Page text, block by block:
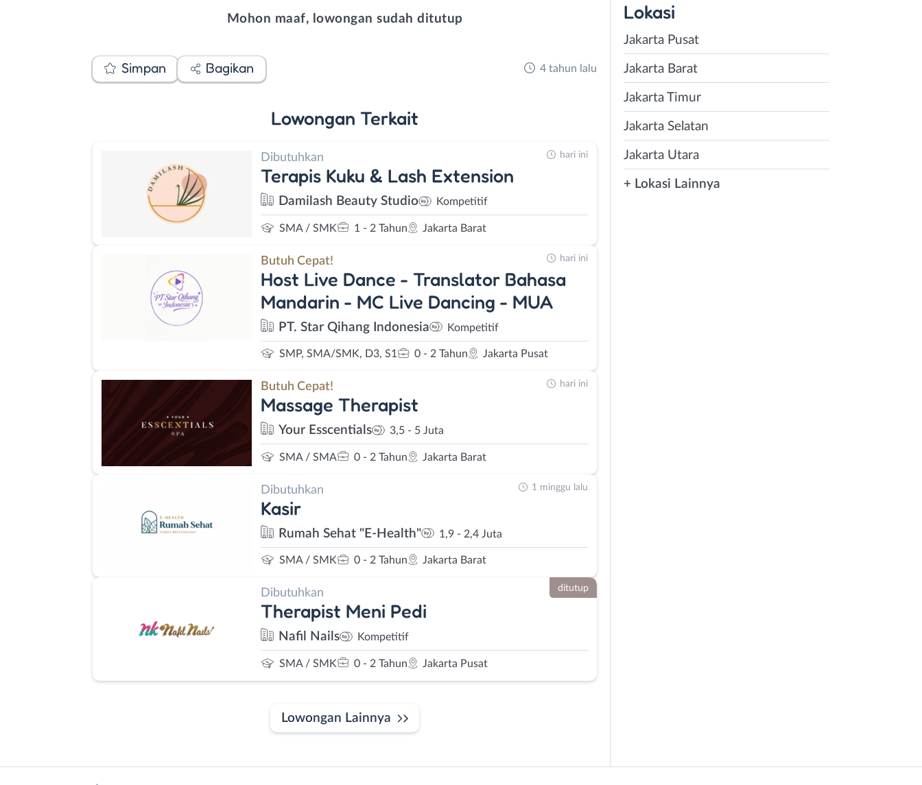
Mohon maaf, lowongan sudah ditutup
Simpan Bagikan 4 tahun lalu
Lowongan Terkait
Dibutuhkan
Terapis Kuku & Lash Extension
Damilash Beauty Studio Kompetitif
SMA / SMK 1 - 2 Tahun Jakarta Barat
hari ini
Butuh Cepat!
Host Live Dance - Translator Bahasa
Mandarin - MC Live Dancing - MUA
PT. Star Qihang Indonesia Kompetitif
SMP, SMA/SMK, D3, S1 0 - 2 Tahun Jakarta Pusat
hari ini
Butuh Cepat!
Massage Therapist
Your Esscentials 3,5 - 5 Juta
SMA / SMA 0 - 2 Tahun Jakarta Barat
hari ini
Dibutuhkan
Kasir
Rumah Sehat "E-Health" 1,9 - 2,4 Juta
SMA / SMK 0 - 2 Tahun Jakarta Barat
1 minggu lalu
Dibutuhkan
Therapist Meni Pedi
Nafil Nails Kompetitif
SMA / SMK 0 - 2 Tahun Jakarta Pusat
ditutup
Lowongan Lainnya
Lokasi
Jakarta Pusat
Jakarta Barat
Jakarta Timur
Jakarta Selatan
Jakarta Utara
+ Lokasi Lainnya